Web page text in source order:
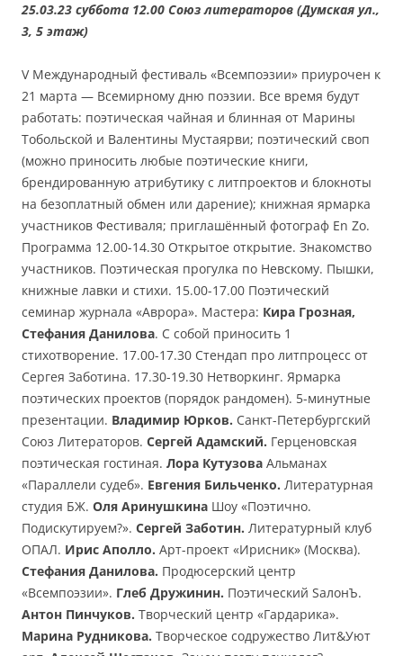
25.03.23 суббота 12.00 Союз литераторов (Думская ул.,
3, 5 этаж)
V Международный фестиваль «Всемпоэзии» приурочен к
21 марта — Всемирному дню поэзии. Все время будут
работать: поэтическая чайная и блинная от Марины
Тобольской и Валентины Мустаярви; поэтический своп
(можно приносить любые поэтические книги,
брендированную атрибутику с литпроектов и блокноты
на безоплатный обмен или дарение); книжная ярмарка
участников Фестиваля; приглашённый фотограф En Zo.
Программа 12.00-14.30 Открытое открытие. Знакомство
участников. Поэтическая прогулка по Невскому. Пышки,
книжные лавки и стихи. 15.00-17.00 Поэтический
семинар журнала «Аврора». Мастера: Кира Грозная,
Стефания Данилова. С собой приносить 1
стихотворение. 17.00-17.30 Стендап про литпроцесс от
Сергея Заботина. 17.30-19.30 Нетворкинг. Ярмарка
поэтических проектов (порядок рандомен). 5-минутные
презентации. Владимир Юрков. Санкт-Петербургский
Союз Литераторов. Сергей Адамский. Герценовская
поэтическая гостиная. Лора Кутузова Альманах
«Параллели судеб». Евгения Бильченко. Литературная
студия БЖ. Оля Аринушкина Шоу «Поэтично.
Подискутируем?». Сергей Заботин. Литературный клуб
ОПАЛ. Ирис Аполло. Арт-проект «Ирисник» (Москва).
Стефания Данилова. Продюсерский центр
«Всемпоэзии». Глеб Дружинин. Поэтический SалонЪ.
Антон Пинчуков. Творческий центр «Гардарика».
Марина Рудникова. Творческое содружество Лит&Уют